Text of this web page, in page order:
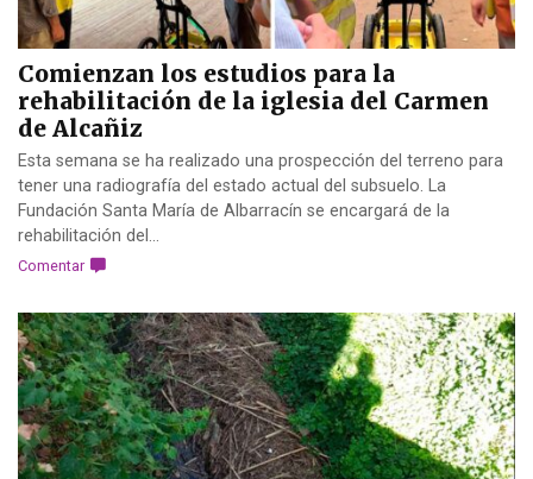
Comienzan los estudios para la
rehabilitación de la iglesia del Carmen
de Alcañiz
Esta semana se ha realizado una prospección del terreno para
tener una radiografía del estado actual del subsuelo. La
Fundación Santa María de Albarracín se encargará de la
rehabilitación del...
Comentar